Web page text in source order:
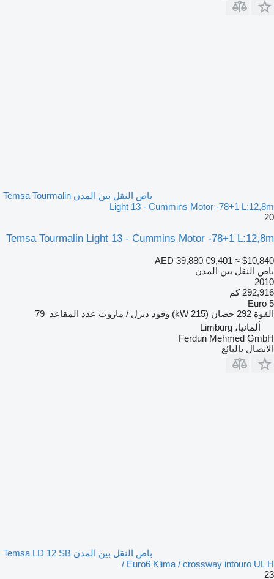
باص النقل بين المدن Temsa Tourmalin
Light 13 - Cummins Motor -78+1 L:12,8m
20
Temsa Tourmalin Light 13 - Cummins Motor -78+1 L:12,8m
AED 39,880 €9,401 ≈ $10,840
باص النقل بين المدن
2010
292,916 كم
Euro 5
القوة 292 حصان (215 kW) وقود ديزل / مازوت عدد المقاعد 79
ألمانيا، Limburg
Ferdun Mehmed GmbH
الاتصال بالبائع
باص النقل بين المدن Temsa LD 12 SB
Euro6 Klima / crossway intouro UL H /
23